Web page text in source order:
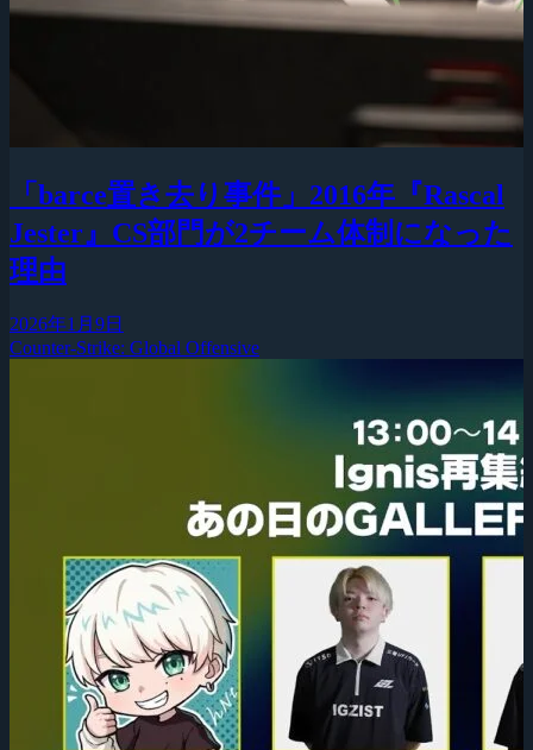
「barce置き去り事件」2016年『Rascal
Jester』CS部門が2チーム体制になった
理由
2026年1月9日
Counter-Strike: Global Offensive